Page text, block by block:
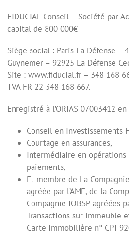
FIDUCIAL Conseil – Société par
capital de 800 000€
Siège social : Paris La Défense –
Guynemer – 92925 La Défense
Site : www.fiducial.fr – 348 168
TVA FR 22 348 168 667.
Enregistré à l’ORIAS 07003412
Conseil en Investissements
Courtage en assurances,
Intermédiaire en opérations
paiements,
Et membre de La
agréée par l’AMF, de la
Compagnie IOBSP agréées
Transactions sur immeuble
Carte Immobilière n° CPI